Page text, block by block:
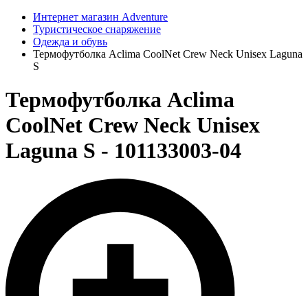
Интернет магазин Adventure
Туристическое снаряжение
Одежда и обувь
Термофутболка Aclima CoolNet Crew Neck Unisex Laguna
S
Термофутболка Aclima
CoolNet Crew Neck Unisex
Laguna S - 101133003-04